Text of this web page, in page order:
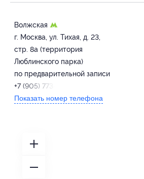
Волжская
г. Москва, ул. Тихая, д. 23,
стр. 8а (территория
Люблинского парка)
по предварительной записи
+7 (905) 773-06-99
Показать номер телефона